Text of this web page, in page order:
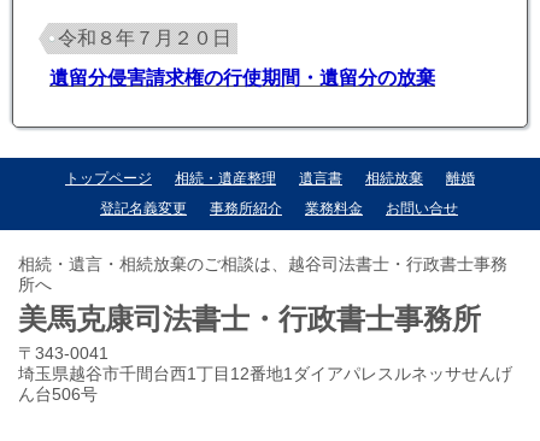
令和８年７月２０日
遺留分侵害請求権の行使期間・遺留分の放棄
トップページ 相続・遺産整理 遺言書 相続放棄
離婚
登記名義変更
事務所紹介 業務料金 お問い合せ
相続・遺言・相続放棄のご相談は、越谷司法書士・行政書士事務
所へ
美馬克康司法書士・行政書士事務所
〒343-0041
埼玉県越谷市千間台西1丁目12番地1ダイアパレスルネッサせんげ
ん台506号